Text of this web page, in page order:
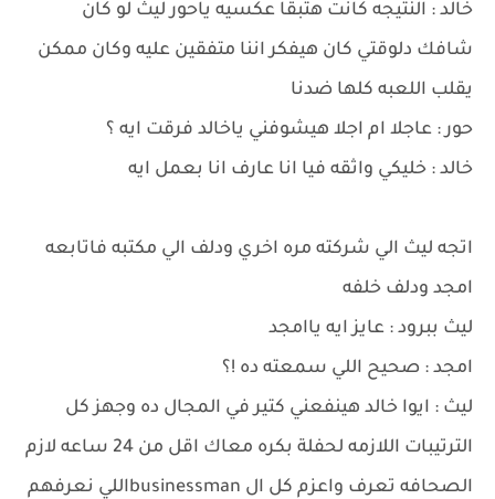
خالد : النتيجه كانت هتبقا عكسيه ياحور ليث لو كان
شافك دلوقتي كان هيفكر اننا متفقين عليه وكان ممكن
يقلب اللعبه كلها ضدنا
حور : عاجلا ام اجلا هيشوفني ياخالد فرقت ايه ؟
خالد : خليكي واثقه فيا انا عارف انا بعمل ايه
اتجه ليث الي شركته مره اخري ودلف الي مكتبه فاتابعه
امجد ودلف خلفه
ليث ببرود : عايز ايه ياامجد
امجد : صحيح اللي سمعته ده !؟
ليث : ايوا خالد هينفعني كتير في المجال ده وجهز كل
الترتيبات اللازمه لحفلة بكره معاك اقل من 24 ساعه لازم
الصحافه تعرف واعزم كل ال businessmanاللي نعرفهم